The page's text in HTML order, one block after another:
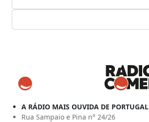
A RÁDIO MAIS OUVIDA DE PORTUGAL
Rua Sampaio e Pina n° 24/26